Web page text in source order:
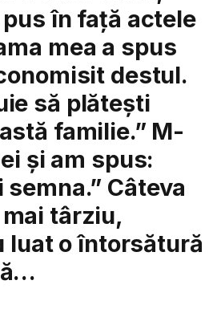
în față actele
mea a spus
destul.
să plătești
familie.” M-
și am spus:
semna.” Câteva
târziu,
luat o întorsătură